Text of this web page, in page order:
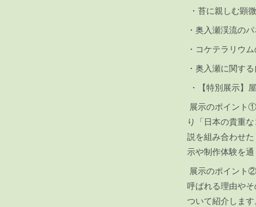
・苔に親しむ顕
・奥入瀬渓流の
・コケテラリウ
・奥入瀬に関す
・【特別展示】
展示のポイント
り「日本の貴重
説を組み合わせ
示や制作体験を
展示のポイント
呼ばれる理由や
ついて紹介しま